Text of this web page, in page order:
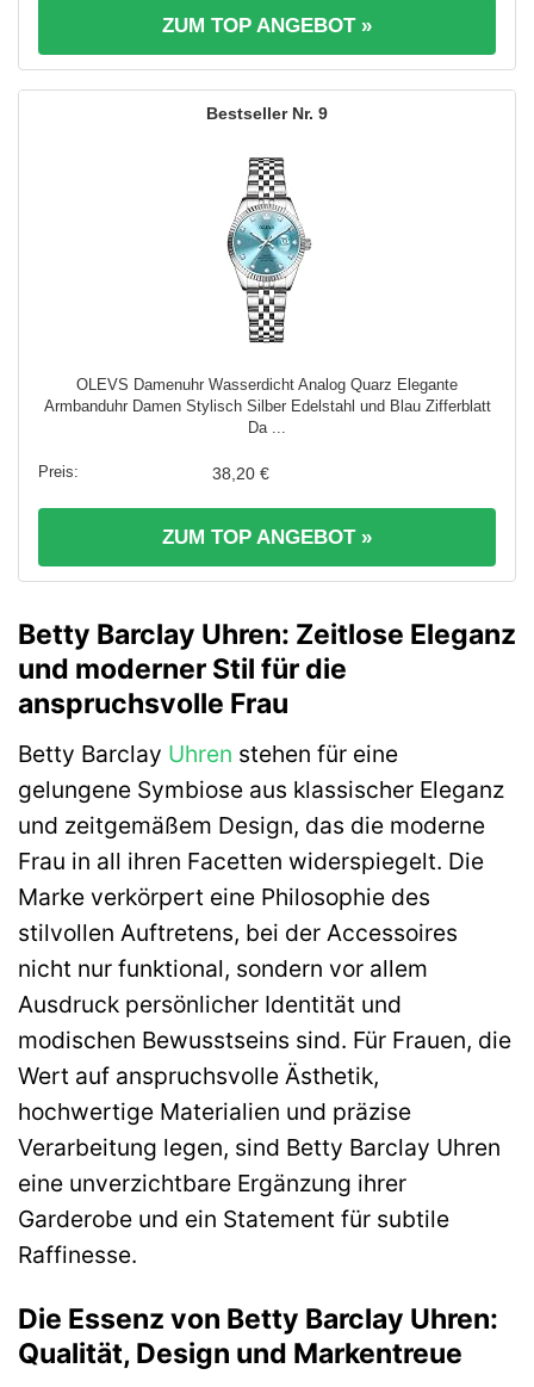
ZUM TOP ANGEBOT »
9
OLEVS Damenuhr Wasserdicht Analog Quarz Elegante
Armbanduhr Damen Stylisch Silber Edelstahl und Blau Zifferblatt
Da ...
38,20 €
ZUM TOP ANGEBOT »
Betty Barclay Uhren: Zeitlose Eleganz
und moderner Stil für die
anspruchsvolle Frau
Betty Barclay Uhren stehen für eine
gelungene Symbiose aus klassischer Eleganz
und zeitgemäßem Design, das die moderne
Frau in all ihren Facetten widerspiegelt. Die
Marke verkörpert eine Philosophie des
stilvollen Auftretens, bei der Accessoires
nicht nur funktional, sondern vor allem
Ausdruck persönlicher Identität und
modischen Bewusstseins sind. Für Frauen, die
Wert auf anspruchsvolle Ästhetik,
hochwertige Materialien und präzise
Verarbeitung legen, sind Betty Barclay Uhren
eine unverzichtbare Ergänzung ihrer
Garderobe und ein Statement für subtile
Raffinesse.
Die Essenz von Betty Barclay Uhren:
Qualität, Design und Markentreue